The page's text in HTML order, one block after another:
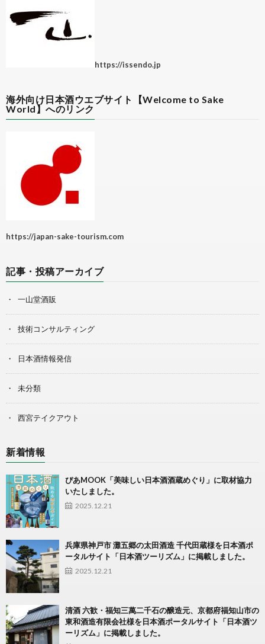
https://issendo.jp
海外向け日本酒ウエブサイト【Welcome to Sake
World】へのリンク
https://japan-sake-tourism.com
記事・投稿アーカイブ
一山堂酒販
技術コンサルティング
日本酒情報発信
未分類
西宮テイクアウト
新着情報
ぴあMOOK「美味しい日本酒酒蔵めぐり」に取材協力
いたしました。
2025.12.21
兵庫県神戸市 灘五郷の太田酒造 千代田蔵様を日本酒ポ
ータルサイト「日本酒ツーリズム」に掲載しました。
2025.12.21
清酒 六歓・福知三萬二千石の醸造元、京都府福知山市の
東和酒造有限会社様を日本酒ポータルサイト「日本酒ツ
ーリズム」に掲載しました。